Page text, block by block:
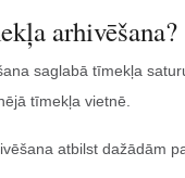
arhivēšana?
saglabā tīmekļa
tīmekļa vietnē.
atbilst dažādām